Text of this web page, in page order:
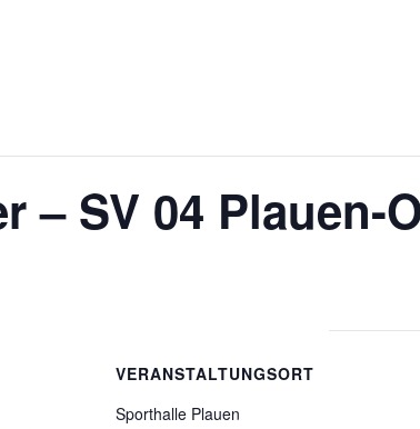
– SV 04 Plauen-
VERANSTALTUNGSORT
Sporthalle Plauen